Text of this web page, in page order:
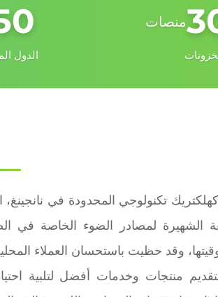
منصات
الدول
تكنولوجي المحدودة في
الشهيرة لمصادر الضوء الخاصة في
وقد حظيت باستحسان العملاء
منتجات وخدمات أفضل لتلبية